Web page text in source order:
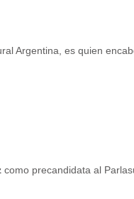
Argentina, es quien
como precandidata al